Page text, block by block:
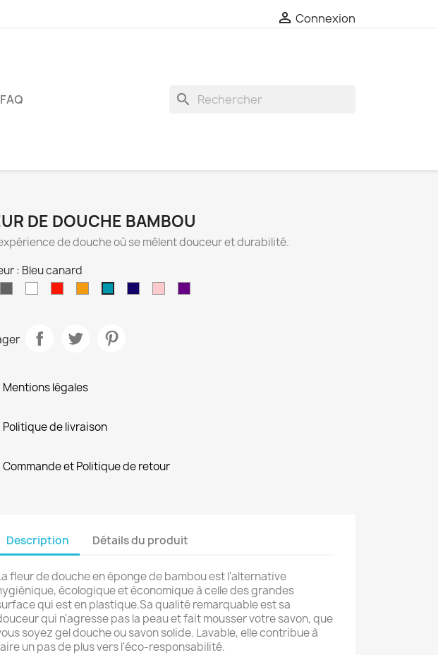
 Connexion
FAQ search
DE DOUCHE BAMBOU
de douche où se mêlent douceur et durabilité.
: Bleu canard
Mentions légales
Politique de livraison
Commande et Politique de retour
Description Détails du produit
fleur de douche en éponge de bambou est l'alternative
écologique et économique à celle des grandes
qui est en plastique.Sa qualité remarquable est sa
qui n'agresse pas la peau et fait mousser votre savon, que
soyez gel douche ou savon solide. Lavable, elle contribue à
un pas de plus vers l'éco-responsabilité.